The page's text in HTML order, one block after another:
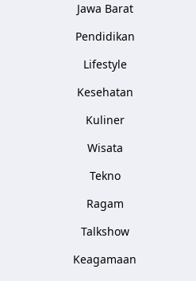
Jawa Barat
Pendidikan
Lifestyle
Kesehatan
Kuliner
Wisata
Tekno
Ragam
Talkshow
Keagamaan